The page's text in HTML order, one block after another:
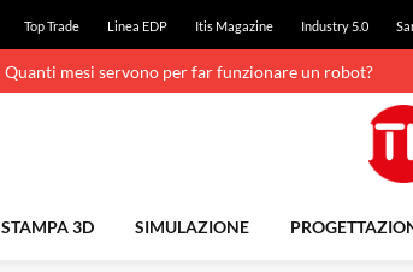
Top Trade Linea EDP Itis Magazine Industry 5.0
Quanti mesi servono per far funzionare un robot?
STAMPA 3D SIMULAZIONE